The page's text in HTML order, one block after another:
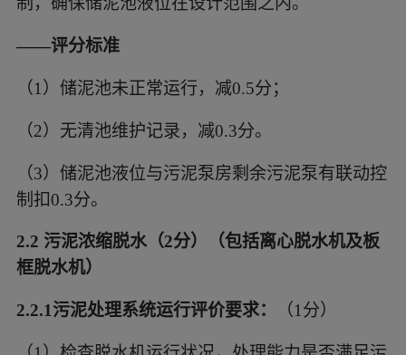
——评分标准
（1） 储泥池未正常运行，减0.5分；
（2） 无清池维护记录，减0.3分。
（3） 储泥池液位与污泥泵房剩余污泥泵有联动控
制扣0.3分。
2.2 污泥浓缩脱水（2分）（包括离心脱水机及板
框脱水机）
2.2.1污泥处理系统运行评价要求： （1分）